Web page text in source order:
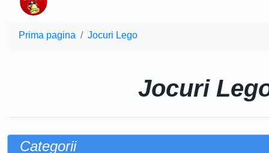
Prima pagina Jocuri Lego
Jocuri
Categorii